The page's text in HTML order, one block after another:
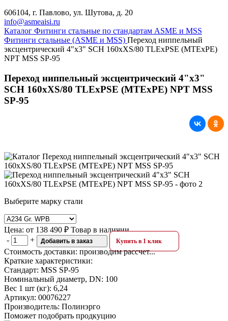
606104, г. Павлово, ул. Шутова, д. 20
info@asmeaisi.ru
Каталог Фитинги стальные по стандартам ASME и MSS
Фитинги стальные (ASME и MSS) Переход ниппельный
эксцентрический 4"х3" SCH 160хXS/80 TLEхPSE (MTEхPE)
NPT MSS SP-95
Переход ниппельный эксцентрический 4"х3"
SCH 160хXS/80 TLEхPSE (MTEхPE) NPT MSS
SP-95
Выберите марку стали
Цена: от 138 490 ₽ Товар в наличии
-
+ Добавить в заказ Купить в 1 клик
Стоимость доставки: производим рассчет...
Краткие характеристики:
Стандарт: MSS SP-95
Номинальный диаметр, DN: 100
Вес 1 шт (кг): 6,24
Артикул: 00076227
Производитель: Полинэрго
Поможет подобрать продкуцию